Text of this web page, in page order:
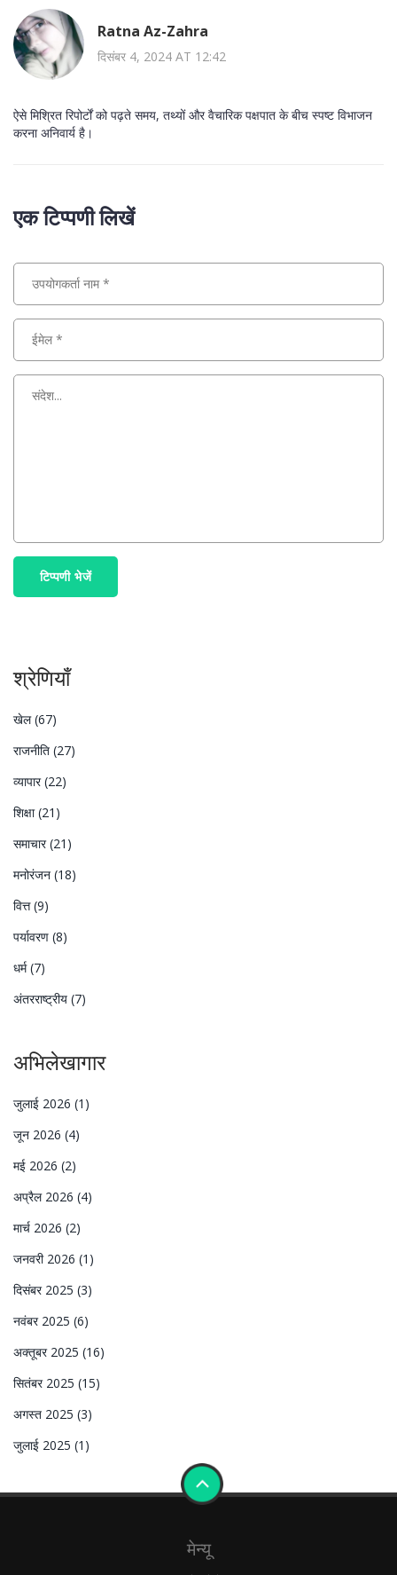
Ratna Az-Zahra
दिसंबर 4, 2024 AT 12:42
ऐसे मिश्रित रिपोर्टों को पढ़ते समय, तथ्यों और वैचारिक पक्षपात के बीच स्पष्ट विभाजन
करना अनिवार्य है।
एक टिप्पणी लिखें
टिप्पणी भेजें
श्रेणियाँ
खेल(67)
राजनीति (27)
व्यापार(22)
शिक्षा(21)
समाचार(21)
मनोरंजन (18)
वित्त(9)
पर्यावरण (8)
धर्म(7)
अंतरराष्ट्रीय (7)
अभिलेखागार
जुलाई 2026 (1)
जून 2026 (4)
मई 2026 (2)
अप्रैल 2026 (4)
मार्च 2026 (2)
जनवरी 2026 (1)
दिसंबर 2025 (3)
नवंबर 2025 (6)
अक्तूबर 2025 (16)
सितंबर 2025 (15)
अगस्त 2025 (3)
जुलाई 2025 (1)
मेन्यू